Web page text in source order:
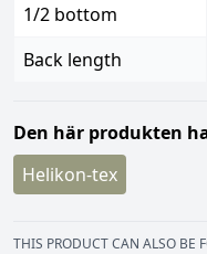
1/2 bottom
Back length
Den här produkten
Helikon-tex
THIS PRODUCT CAN ALSO BE